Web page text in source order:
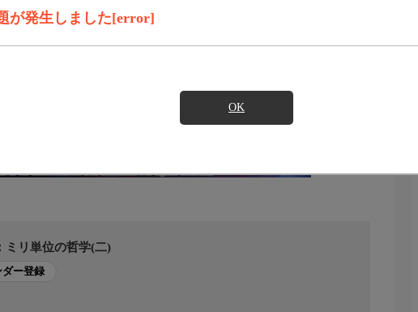
が発生しました[error]
OK
ミリ単位の哲学(二)
ダー登録